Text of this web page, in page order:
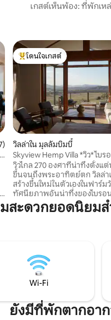
เกสต์เห็นพ้อง: ที่พักเห
ย 4.9 จาก 5, 317 รีวิว
โดนใจเกสต์ที่สุด
โดนใจเกสต์
วิลล่าใน มุลลัมบิมบี้
Skyview Hemp Villa *วิว* ไบ
แลนด์
วิวไกล 270 องศาที่น่าทึ่งตั้งแ
ขึ้นจนถึงพระอาทิตย์ตก วิลล่าเชิงนิเวศที่
สร้างขึ้นใหม่ในตัวเองในฟาร์ม
ทัศนียภาพอันน่าทึ่งของไบรอ
แลนด์จากเตียงของคุณ! ผนัง
รับการตกแต่งจากมะนาวธรร
ขับรถจาก Mullumbimby,
Brunswick Heads, สนามบิน
Coolangatta/Gold Coast ได้ส
สะดวกยอดนิยม
Wi-Fi
ยังมีที่พักตากอาก